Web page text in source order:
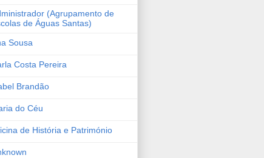
(Agrupamento de
de Águas Santas)
Sousa
Costa Pereira
Brandão
do Céu
de História e Património